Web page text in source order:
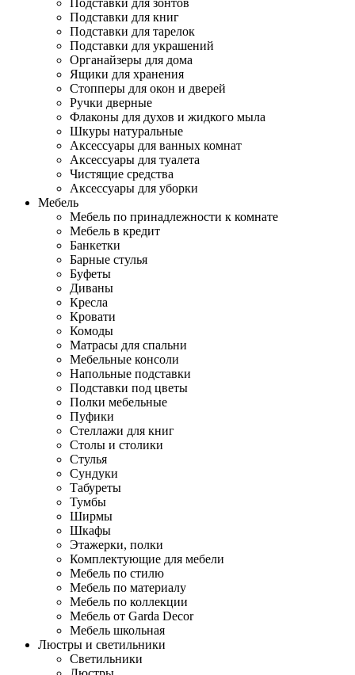
Подставки для зонтов
Подставки для книг
Подставки для тарелок
Подставки для украшений
Органайзеры для дома
Ящики для хранения
Стопперы для окон и дверей
Ручки дверные
Флаконы для духов и жидкого мыла
Шкуры натуральные
Аксессуары для ванных комнат
Аксессуары для туалета
Чистящие средства
Аксессуары для уборки
Мебель
Мебель по принадлежности к комнате
Мебель в кредит
Банкетки
Барные стулья
Буфеты
Диваны
Кресла
Кровати
Комоды
Матрасы для спальни
Мебельные консоли
Напольные подставки
Подставки под цветы
Полки мебельные
Пуфики
Стеллажи для книг
Столы и столики
Стулья
Сундуки
Табуреты
Тумбы
Ширмы
Шкафы
Этажерки, полки
Комплектующие для мебели
Мебель по стилю
Мебель по материалу
Мебель по коллекции
Мебель от Garda Decor
Мебель школьная
Люстры и светильники
Светильники